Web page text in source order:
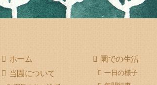
ホーム
当園について
園での生活
一日の様子